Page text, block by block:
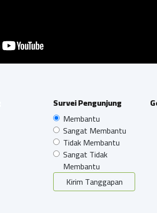
Survei Pengunjung
Membantu
Sangat Membantu
Tidak Membantu
Sangat Tidak
Membantu
Kirim Tanggapan